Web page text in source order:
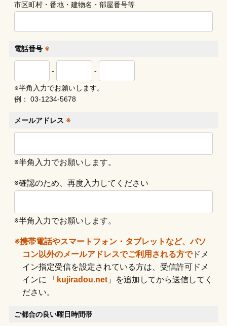
市区町村・番地・建物名・部屋番号等
電話番号※
- -
※半角入力でお願いします。
例： 03-1234-5678
メールアドレス ※
※半角入力でお願いします。
※確認のため、再度入力してください
※半角入力でお願いします。
※携帯電話やスマートフォン・タブレットなど、パソ
コン以外のメールアドレスでご利用される方でドメ
イン指定受信を設定されている方は、受信許可ドメ
インに 「 kujiradou.net」を追加してから送信してく
ださい。
ご都合の良い曜日 時間帯